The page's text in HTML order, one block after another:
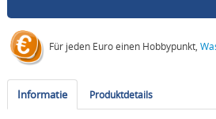
Für jeden Euro einen Hobbypunkt,
Informatie Produktdetails